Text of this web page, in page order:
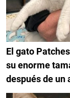
El gato
su enorme
después de un